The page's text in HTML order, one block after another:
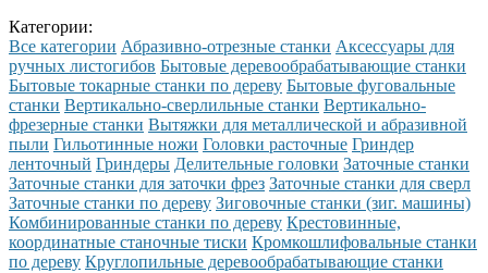
Категории:
Все категории Абразивно-отрезные станки Аксессуары для
ручных листогибов Бытовые деревообрабатывающие станки
Бытовые токарные станки по дереву Бытовые фуговальные
станки Вертикально-сверлильные станки Вертикально-
фрезерные станки Вытяжки для металлической и абразивной
пыли Гильотинные ножи Головки расточные Гриндер
ленточный Гриндеры Делительные головки Заточные станки
Заточные станки для заточки фрез Заточные станки для сверл
Заточные станки по дереву Зиговочные станки (зиг. машины)
Комбинированные станки по дереву Крестовинные,
координатные станочные тиски Кромкошлифовальные станки
по дереву Круглопильные деревообрабатывающие станки